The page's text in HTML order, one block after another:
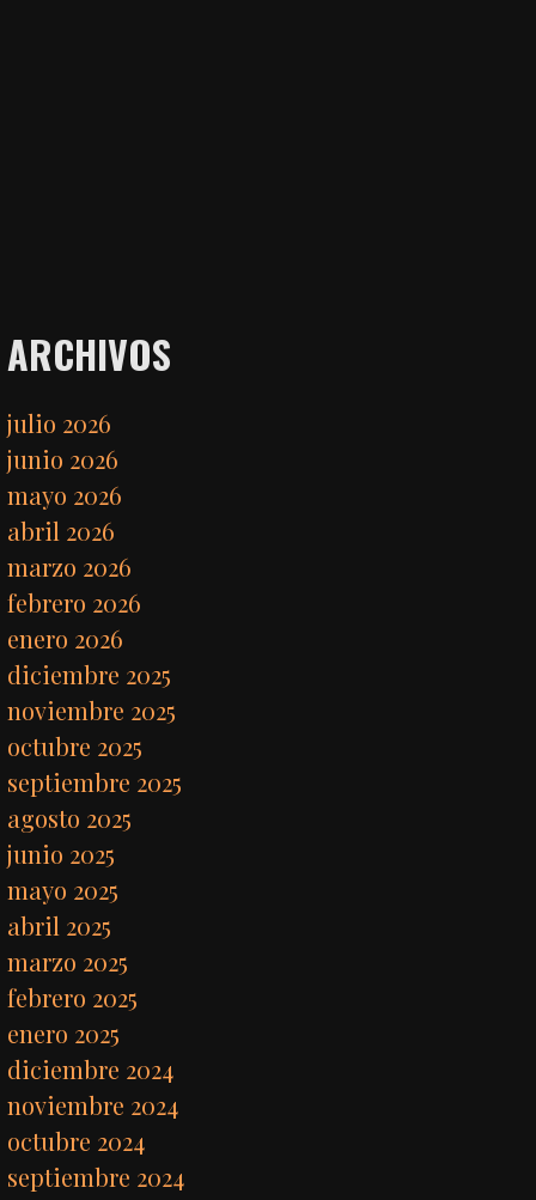
ARCHIVOS
julio 2026
junio 2026
mayo 2026
abril 2026
marzo 2026
febrero 2026
enero 2026
diciembre 2025
noviembre 2025
octubre 2025
septiembre 2025
agosto 2025
junio 2025
mayo 2025
abril 2025
marzo 2025
febrero 2025
enero 2025
diciembre 2024
noviembre 2024
octubre 2024
septiembre 2024